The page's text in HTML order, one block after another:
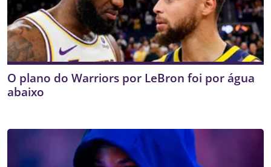
O plano do Warriors por LeBron foi por água
abaixo